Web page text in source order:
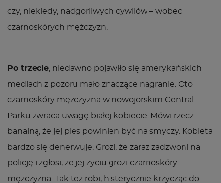
czy, niekiedy, nadgorliwych cywilów – wobec
czarnoskórych mężczyzn.
Po trzecie, niedawno pojawiło się amerykańskich
mediach z pozoru mało znaczące nagranie. Oto
czarnoskóry mężczyzna w nowojorskim Central
Parku zwraca uwagę białej kobiecie. Mówi rzecz
banalną, że jej pies powinien być na smyczy. Kobieta
bardzo się denerwuje. Grozi, że zaraz zadzwoni na
policję i zgłosi, że jej życiu grozi czarnoskóry
mężczyzna. Tak też robi, histerycznie krzycząc do